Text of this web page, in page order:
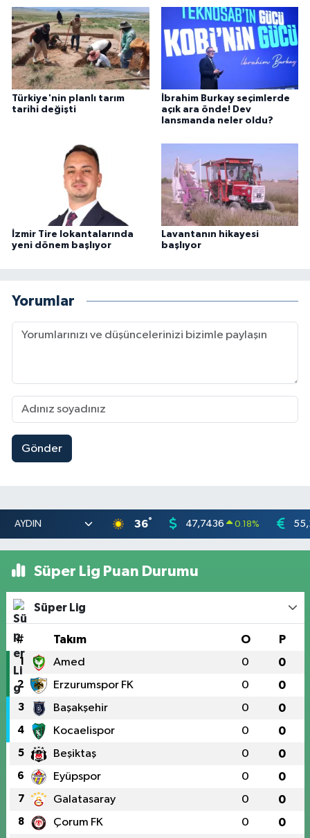
Türkiye'nin planlı tarım
tarihi değişti
İbrahim Burkay seçimlerde
açık ara önde! Dev
lansmanda neler oldu?
İzmir Tire lokantalarında
yeni dönem başlıyor
Lavantanın hikayesi
başlıyor
Yorumlar
Gönder
36° 47,7436 0.18%
Süper Lig Puan Durumu
Süper Lig
# Takım O P
1 Amed 0 0
2 Erzurumspor FK 0 0
3 Başakşehir 0 0
4 Kocaelispor 0 0
5 Beşiktaş 0 0
6 Eyüpspor 0 0
7 Galatasaray 0 0
8 Çorum FK 0 0